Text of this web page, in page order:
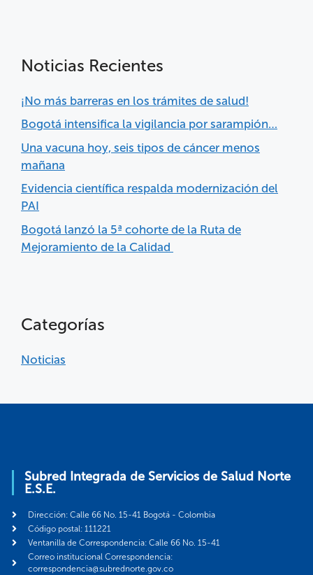
Noticias Recientes
¡No más barreras en los trámites de salud!
Bogotá intensifica la vigilancia por sarampión…
Una vacuna hoy, seis tipos de cáncer menos
mañana
Evidencia científica respalda modernización del
PAI
Bogotá lanzó la 5ª cohorte de la Ruta de
Mejoramiento de la Calidad
Categorías
Noticias
Subred Integrada de Servicios de Salud Norte
E.S.E.
Dirección: Calle 66 No. 15-41 Bogotá - Colombia
Código postal: 111221
Ventanilla de Correspondencia: Calle 66 No. 15-41
Correo institucional Correspondencia:
correspondencia@subrednorte.gov.co